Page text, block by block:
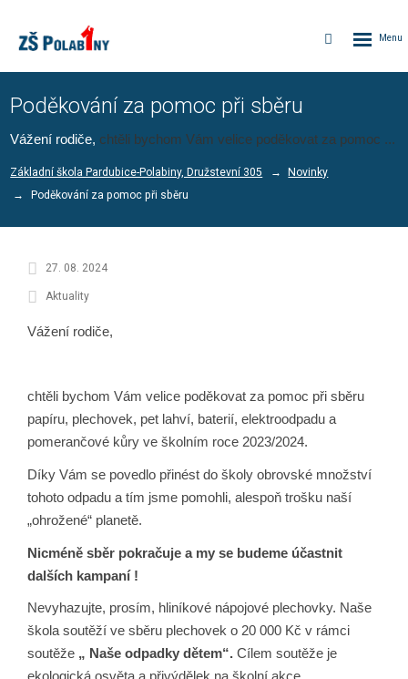
Vyhledávání
Poděkování za pomoc při sběru
Vážení rodiče, chtěli bychom Vám velice poděkovat za pomoc ...
Základní škola Pardubice-Polabiny, Družstevní 305
Novinky
Poděkování za pomoc při sběru
27. 08. 2024
Aktuality
Vážení rodiče,
chtěli bychom Vám velice poděkovat za pomoc při sběru
papíru, plechovek, pet lahví, baterií, elektroodpadu a
pomerančové kůry ve školním roce 2023/2024.
Díky Vám se povedlo přinést do školy obrovské množství
tohoto odpadu a tím jsme pomohli, alespoň trošku naší
„ohrožené“ planetě.
Nicméně sběr pokračuje a my se budeme účastnit
dalších kampaní !
Nevyhazujte, prosím, hliníkové nápojové plechovky. Naše
škola soutěží ve sběru plechovek o 20 000 Kč v rámci
soutěže „ Naše odpadky dětem“. Cílem soutěže je